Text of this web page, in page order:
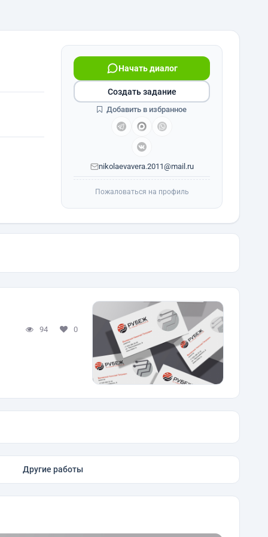
Начать диалог
nikolaevavera.2011@mail.ru
Создать задание
Добавить в избранное
Пожаловаться на профиль
94 0
Другие работы